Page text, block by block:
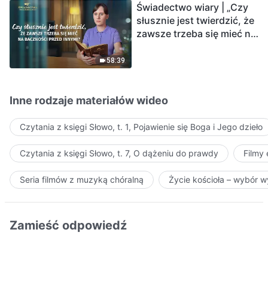
58:39
Świadectwo wiary | „Czy
słusznie jest twierdzić, że
zawsze trzeba się mieć na
Inne rodzaje materiałów wideo
Czytania z księgi Słowo, t. 1, Pojawienie się Boga i Jego dzieło
Czytania z księgi Słowo, t. 7, O dążeniu do prawdy Filmy
Seria filmów z muzyką chóralną Życie kościoła – wybór
Zamieść odpowiedź